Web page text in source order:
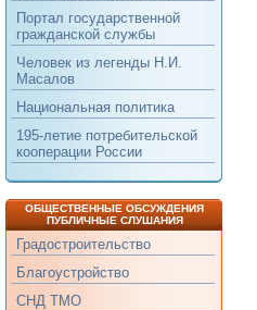
Портал государственной
гражданской службы
Человек из легенды Н.И.
Масалов
Национальная политика
195-летие потребительской
кооперации России
ОБЩЕСТВЕННЫЕ ОБСУЖДЕНИЯ
ПУБЛИЧНЫЕ СЛУШАНИЯ
Градостроительство
Благоустройство
СНД ТМО